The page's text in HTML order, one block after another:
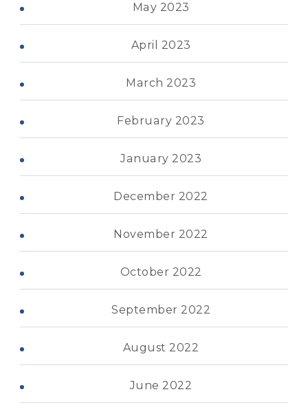
May 2023
April 2023
March 2023
February 2023
January 2023
December 2022
November 2022
October 2022
September 2022
August 2022
June 2022